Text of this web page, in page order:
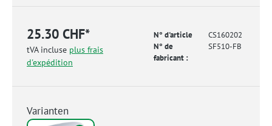
25.30 CHF*
tVA incluse plus frais
d'expédition
N° d'article
CS160202
N° de
fabricant :
SF510-FB
Varianten